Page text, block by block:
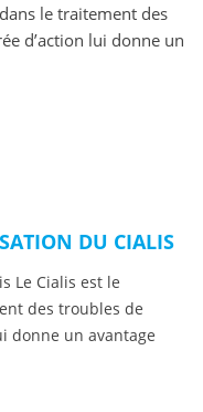
le traitement des
d’action lui donne un
DU CIALIS
Le Cialis est le
des troubles de
donne un avantage